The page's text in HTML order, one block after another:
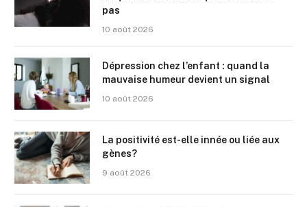
pas
10 août 2026
Dépression chez l’enfant : quand la
mauvaise humeur devient un signal
10 août 2026
La positivité est-elle innée ou liée aux
gènes?
9 août 2026